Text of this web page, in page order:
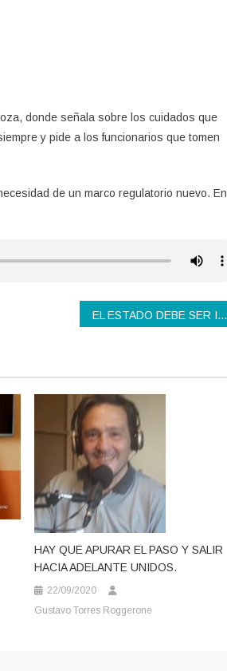
donde señala sobre los cuidados que
y pide a los funcionarios que tomen
de un marco regulatorio nuevo. En
EL ESTADO DEBE SER INTELIGENTE Y PRESENTE
HAY QUE APURAR EL PASO Y SALIR
HACIA ADELANTE UNIDOS.
22/09/2020
Gustavo Torres Roggerone